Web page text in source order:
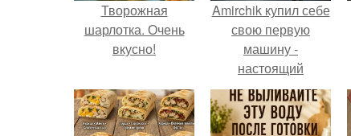
Творожная
шарлотка. Очень
вкусно!
Amirchik купил себе
свою первую
машину -
настоящий
автомобиль мечты
для многих
автолюбителей.